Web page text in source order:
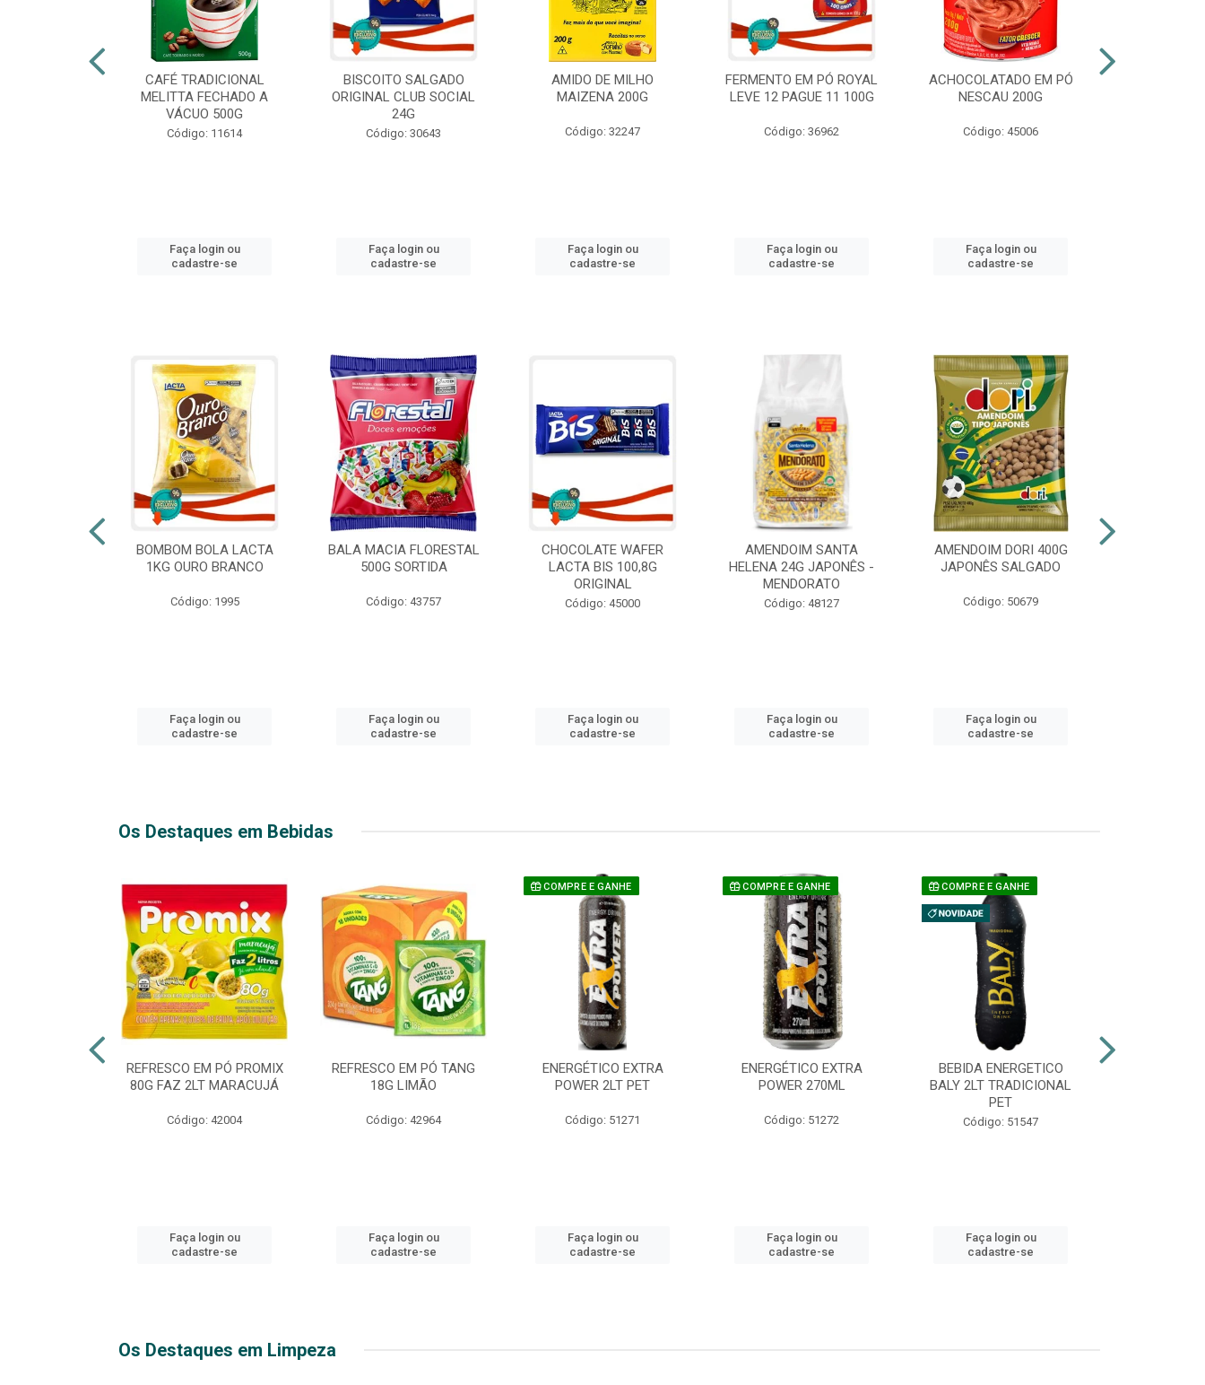
CAFÉ TRADICIONAL
MELITTA FECHADO A
VÁCUO 500G
Código: 11614
Faça login ou
cadastre-se
BISCOITO SALGADO
ORIGINAL CLUB SOCIAL
24G
Código: 30643
Faça login ou
cadastre-se
AMIDO DE MILHO
MAIZENA 200G
Código: 32247
Faça login ou
cadastre-se
FERMENTO EM PÓ ROYAL
LEVE 12 PAGUE 11 100G
Código: 36962
Faça login ou
cadastre-se
ACHOCOLATADO EM PÓ
NESCAU 200G
Código: 45006
Faça login ou
cadastre-se
BOMBOM BOLA LACTA
1KG OURO BRANCO
Código: 1995
Faça login ou
cadastre-se
BALA MACIA FLORESTAL
500G SORTIDA
Código: 43757
Faça login ou
cadastre-se
CHOCOLATE WAFER
LACTA BIS 100,8G
ORIGINAL
Código: 45000
Faça login ou
cadastre-se
AMENDOIM SANTA
HELENA 24G JAPONÊS -
MENDORATO
Código: 48127
Faça login ou
cadastre-se
AMENDOIM DORI 400G
JAPONÊS SALGADO
Código: 50679
Faça login ou
cadastre-se
Os Destaques em Bebidas
REFRESCO EM PÓ PROMIX
80G FAZ 2LT MARACUJÁ
Código: 42004
Faça login ou
cadastre-se
REFRESCO EM PÓ TANG
18G LIMÃO
Código: 42964
Faça login ou
cadastre-se
COMPRE E GANHE
ENERGÉTICO EXTRA
POWER 2LT PET
Código: 51271
Faça login ou
cadastre-se
COMPRE E GANHE
ENERGÉTICO EXTRA
POWER 270ML
Código: 51272
Faça login ou
cadastre-se
COMPRE E GANHE
BEBIDA ENERGETICO
BALY 2LT TRADICIONAL
PET
Código: 51547
Faça login ou
cadastre-se
Os Destaques em Limpeza